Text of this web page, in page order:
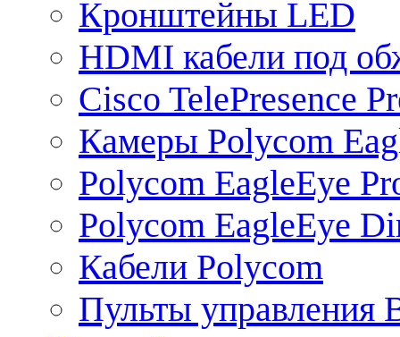
Кронштейны LED
HDMI кабели под
Cisco TelePresence
Камеры Polycom
Polycom EagleEye
Polycom EagleEye
Кабели Polycom
Пульты управления